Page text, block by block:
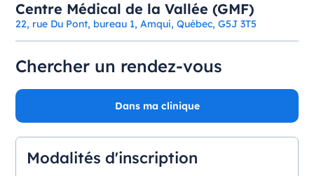
Centre Médical de la Vallée (GMF)
22, rue Du Pont, bureau 1, Amqui, Québec, G5J 3T5
Chercher un rendez-vous
Dans ma clinique
Modalités d'inscription